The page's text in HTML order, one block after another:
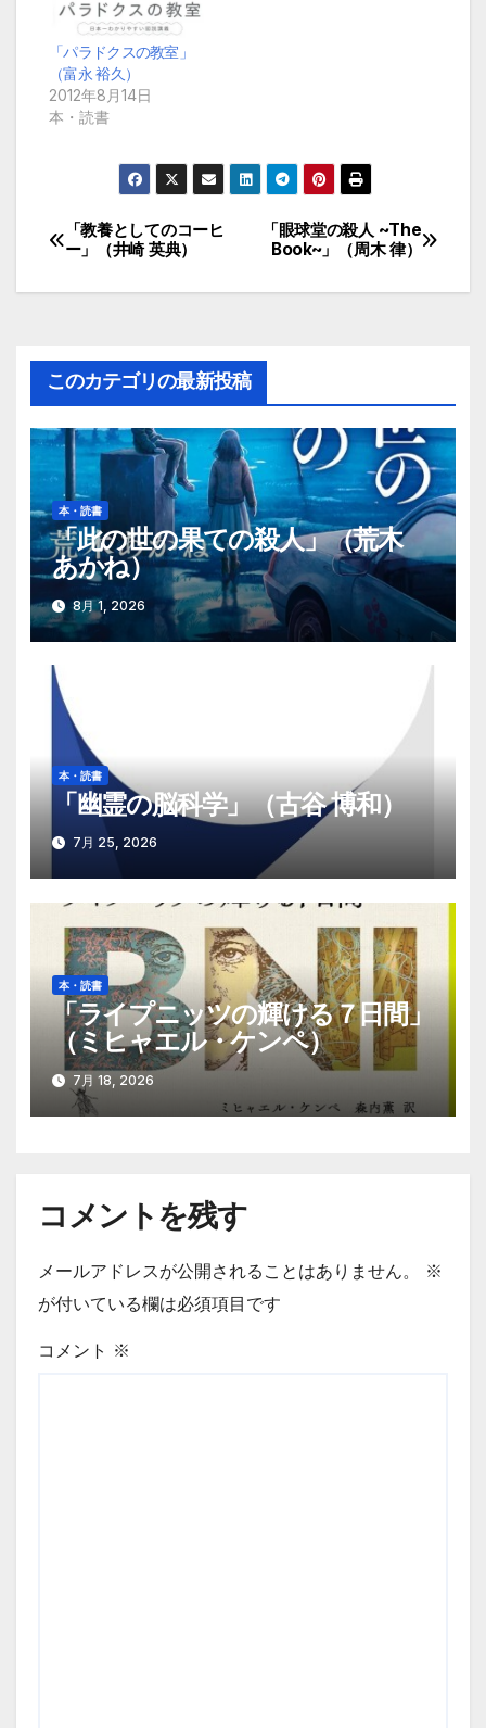
「パラドクスの教室」
（富永 裕久）
2012年8月14日
本・読書
投
稿
ビ
ゲ
ー
シ
ョ
ン
「眼球堂の殺人 ~The
Book~」（周木 律）
「教養としてのコーヒ
ー」（井崎 英典）
このカテゴリの最新投稿
本・読書
「此の世の果ての殺人」（荒木
あかね）
8月 1, 2026
本・読書
「幽霊の脳科学」（古谷 博和）
7月 25, 2026
本・読書
「ライプニッツの輝ける７日間」
（ミヒャエル・ケンペ）
7月 18, 2026
コメントを残す
メールアドレスが公開されることはありません。
※
が付いている欄は必須項目です
コメント ※